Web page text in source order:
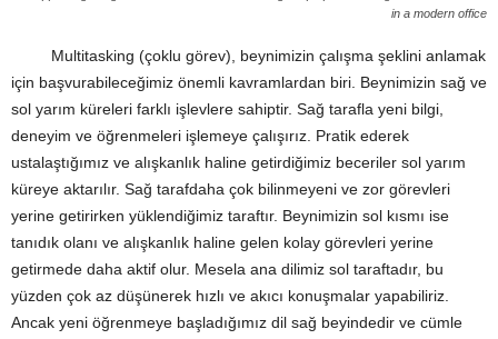
in a modern office
Multitasking (çoklu görev), beynimizin çalışma şeklini anlamak
için başvurabileceğimiz önemli kavramlardan biri. Beynimizin sağ ve
sol yarım küreleri farklı işlevlere sahiptir. Sağ tarafla yeni bilgi,
deneyim ve öğrenmeleri işlemeye çalışırız. Pratik ederek
ustalaştığımız ve alışkanlık haline getirdiğimiz beceriler sol yarım
küreye aktarılır. Sağ tarafdaha çok bilinmeyeni ve zor görevleri
yerine getirirken yüklendiğimiz taraftır. Beynimizin sol kısmı ise
tanıdık olanı ve alışkanlık haline gelen kolay görevleri yerine
getirmede daha aktif olur. Mesela ana dilimiz sol taraftadır, bu
yüzden çok az düşünerek hızlı ve akıcı konuşmalar yapabiliriz.
Ancak yeni öğrenmeye başladığımız dil sağ beyindedir ve cümle